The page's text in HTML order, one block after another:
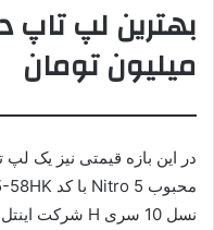
میلیون تومان
در این بازه قیمتی نیز یک